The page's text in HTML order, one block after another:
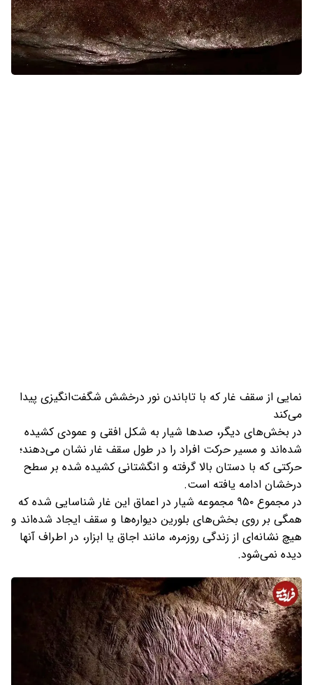
نمایی از سقف غار که با تاباندن نور درخشش شگفت‌انگیزی پیدا
می‌کند
در بخش‌های دیگر، صدها شیار به شکل افقی و عمودی کشیده
شده‌اند و مسیر حرکت افراد را در طول سقف غار نشان می‌دهند؛
حرکتی که با دستان بالا گرفته و انگشتانی کشیده شده بر سطح
درخشان ادامه یافته است.
در مجموع ۹۵۰ مجموعه شیار در اعماق این غار شناسایی شده که
همگی بر روی بخش‌های بلورین دیواره‌ها و سقف ایجاد شده‌اند و
هیچ نشانه‌ای از زندگی روزمره، مانند اجاق یا ابزار، در اطراف آنها
دیده نمی‌شود.